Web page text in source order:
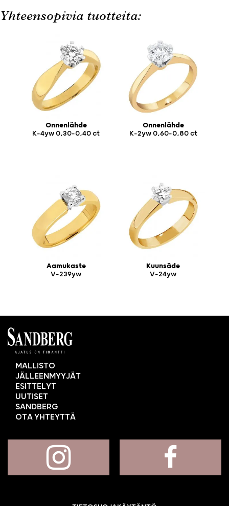
Yhteensopivia tuotteita:
Onnenlähde
K-4yw 0,30-0,40 ct
Onnenlähde
K-2yw 0,60-0,80 ct
Aamukaste
V-239yw
Kuunsäde
V-24yw
MALLISTO
JÄLLEENMYYJÄT
ESITTELYT
UUTISET
SANDBERG
OTA YHTEYTTÄ